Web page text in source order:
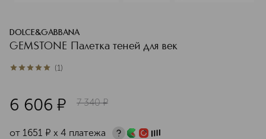
DOLCE&GABBANA
GEMSTONE Палетка теней для век
5из 51 (1)
6 606 ¤ 7 340 ¤
от 1651 ¤ х 4 платежа